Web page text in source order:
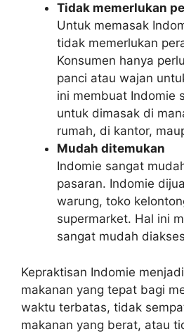
Tidak memerlukan
Untuk memasak
tidak memerlukan
Konsumen hanya
panci atau wajan
ini membuat Indomie
untuk dimasak di
rumah, di kantor,
Mudah ditemukan
Indomie sangat
pasaran. Indomie
warung, toko
supermarket. Hal ini
sangat mudah
Kepraktisan Indomie
makanan yang tepat bagi
waktu terbatas, tidak
makanan yang berat, atau